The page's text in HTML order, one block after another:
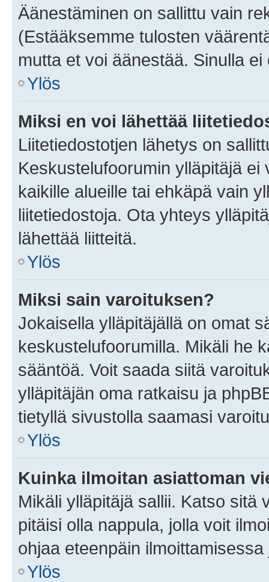
Äänestäminen on sallittu vain
(Estääksemme tulosten
mutta et voi äänestää. Sinulla
Ylös
Miksi en voi lähettää
Liitetiedostotjen lähetys on
Keskustelufoorumin ylläpitäjä
kaikille alueille tai ehkäpä vain
liitetiedostoja. Ota yhteys
lähettää liitteitä.
Ylös
Miksi sain varoituksen?
Jokaisella ylläpitäjällä on omat
keskustelufoorumilla. Mikäli he
sääntöä. Voit saada siitä
ylläpitäjän oma ratkaisu ja
tietyllä sivustolla saamasi
Ylös
Kuinka ilmoitan asiattoman
Mikäli ylläpitäjä sallii. Katso sitä
pitäisi olla nappula, jolla voit
ohjaa eteenpäin
Ylös